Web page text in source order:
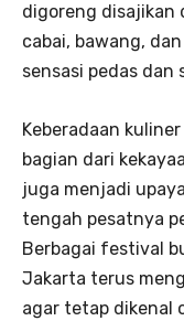
digoreng disajikan
cabai, bawang,
sensasi pedas dan
Keberadaan
bagian dari
juga menjadi
tengah pesatnya
Berbagai festival
Jakarta terus
agar tetap dikenal